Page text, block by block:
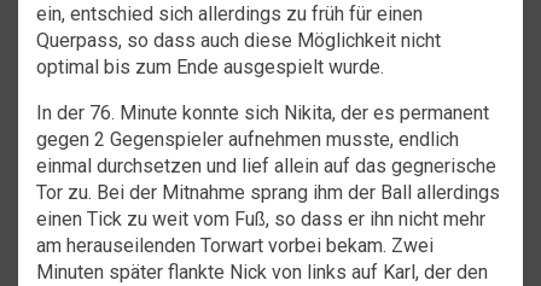
ein, entschied sich allerdings zu früh für einen
Querpass, so dass auch diese Möglichkeit nicht
optimal bis zum Ende ausgespielt wurde.
In der 76. Minute konnte sich Nikita, der es permanent
gegen 2 Gegenspieler aufnehmen musste, endlich
einmal durchsetzen und lief allein auf das gegnerische
Tor zu. Bei der Mitnahme sprang ihm der Ball allerdings
einen Tick zu weit vom Fuß, so dass er ihn nicht mehr
am herauseilenden Torwart vorbei bekam. Zwei
Minuten später flankte Nick von links auf Karl, der den